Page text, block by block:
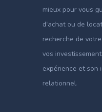
mieux pour vous
d'achat ou de
recherche de
vos
expérience et son
relationnel.